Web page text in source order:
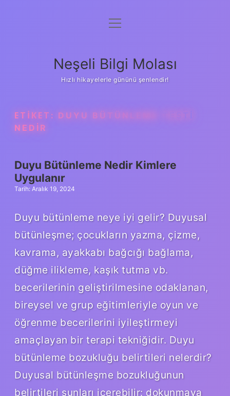
Anasayfa
Yasal Uyarı
menüyü
Neşeli Bilgi Molası
Hızlı hikayelerle gününü şenlendir!
ETIKET: DUYU BÜTÜNLEME TESTI
NEDIR
Duyu Bütünleme Nedir Kimlere
Uygulanır
Tarih: Aralık 19, 2024
Duyu bütünleme neye iyi gelir? Duyusal
bütünleşme; çocukların yazma, çizme,
kavrama, ayakkabı bağcığı bağlama,
düğme ilikleme, kaşık tutma vb.
becerilerinin geliştirilmesine odaklanan,
bireysel ve grup eğitimleriyle oyun ve
öğrenme becerilerini iyileştirmeyi
amaçlayan bir terapi tekniğidir. Duyu
bütünleme bozukluğu belirtileri nelerdir?
Duyusal bütünleşme bozukluğunun
belirtileri şunları içerebilir: dokunmaya